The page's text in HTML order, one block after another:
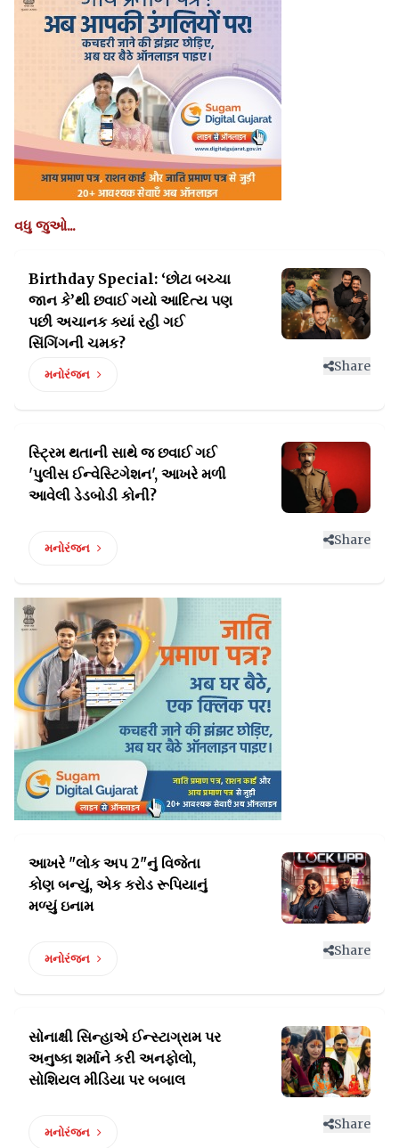
વધુ જુઓ...
Birthday Special: ‘છોટા બચ્ચા
જાન કે’થી છવાઈ ગયો આદિત્યપણ
પછી અચાનક ક્યાં રહી ગઈ
સિંગિંગની ચમક?
મનોરંજન
Share
સ્ટ્રિમ થતાની સાથે જ છવાઈ ગઈ
'પુલીસ ઈન્વેસ્ટિગેશન', આખરે મળી
આવેલી ડેડબોડી કોની?
મનોરંજન
Share
આખરે "લોક અપ 2"નું વિજેતા
કોણ બન્યું, એક કરોડ રૂપિયાનું
મળ્યું ઇનામ
મનોરંજન
Share
સોનાક્ષી સિન્હાએ ઈન્સ્ટાગ્રામ પર
અનુષ્કા શર્માને કરી અનફોલો,
સોશિયલ મીડિયા પર બબાલ
મનોરંજન
Share